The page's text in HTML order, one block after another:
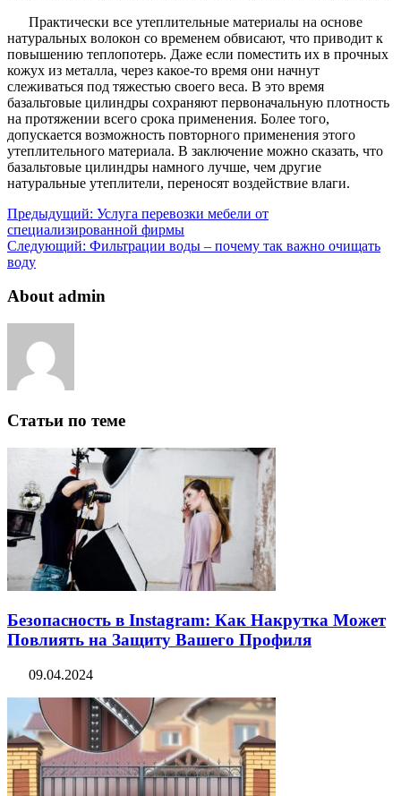
Практически все утеплительные материалы на основе
натуральных волокон со временем обвисают, что приводит к
повышению теплопотерь. Даже если поместить их в прочных
кожух из металла, через какое-то время они начнут
слеживаться под тяжестью своего веса. В это время
базальтовые цилиндры сохраняют первоначальную плотность
на протяжении всего срока применения. Более того,
допускается возможность повторного применения этого
утеплительного материала. В заключение можно сказать, что
базальтовые цилиндры намного лучше, чем другие
натуральные утеплители, переносят воздействие влаги.
Предыдущий: Услуга перевозки мебели от
специализированной фирмы
Следующий: Фильтрации воды – почему так важно очищать
воду
About admin
Статьи по теме
Безопасность в Instagram: Как Накрутка Может
Повлиять на Защиту Вашего Профиля
09.04.2024